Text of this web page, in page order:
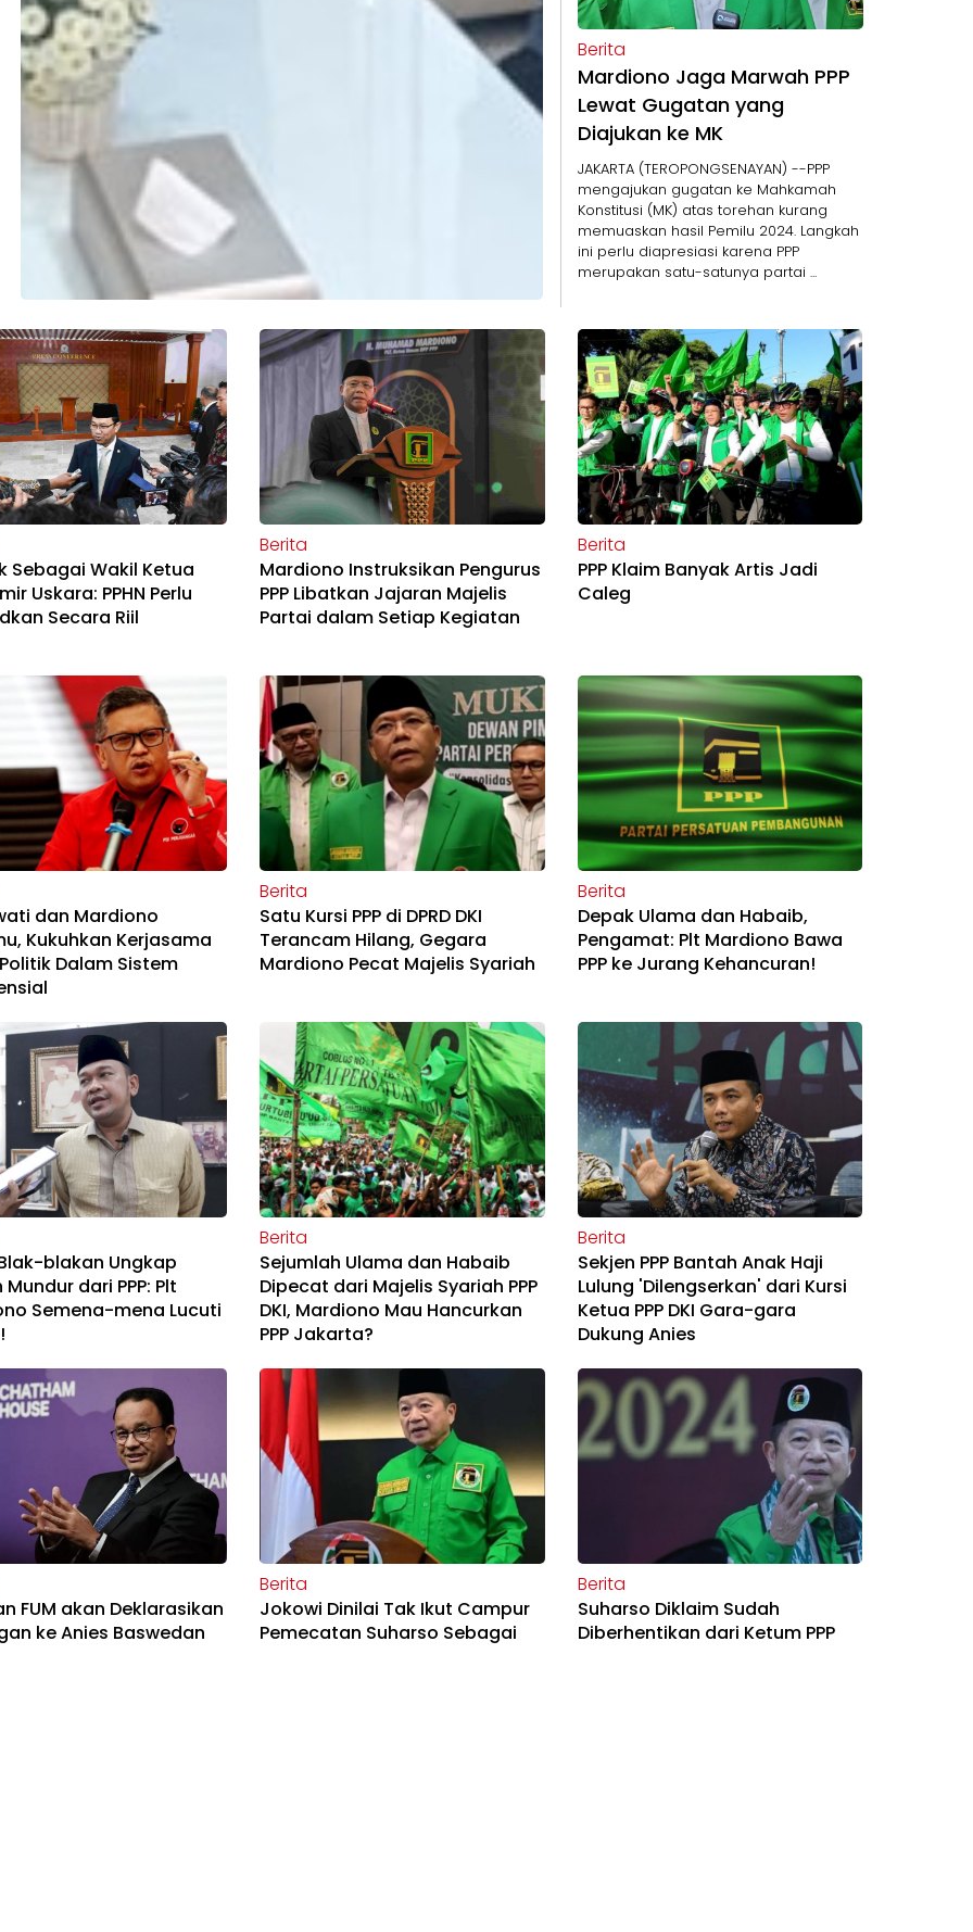
Berita
Mardiono Jaga Marwah PPP
Lewat Gugatan yang
Diajukan ke MK
JAKARTA (TEROPONGSENAYAN) --PPP
mengajukan gugatan ke Mahkamah
Konstitusi (MK) atas torehan kurang
memuaskan hasil Pemilu 2024. Langkah
ini perlu diapresiasi karena PPP
merupakan satu-satunya partai ...
Sebagai Wakil Ketua
Uskara: PPHN Perlu
Secara Riil
Berita
Mardiono Instruksikan Pengurus
PPP Libatkan Jajaran Majelis
Partai dalam Setiap Kegiatan
Berita
PPP Klaim Banyak Artis Jadi
Caleg
dan Mardiono
Kukuhkan Kerjasama
Dalam Sistem
Berita
Satu Kursi PPP di DPRD DKI
Terancam Hilang, Gegara
Mardiono Pecat Majelis Syariah
Berita
Depak Ulama dan Habaib,
Pengamat: Plt Mardiono Bawa
PPP ke Jurang Kehancuran!
blakan Ungkap
dari PPP: Plt
Semena-mena Lucuti
Berita
Sejumlah Ulama dan Habaib
Dipecat dari Majelis Syariah PPP
DKI, Mardiono Mau Hancurkan
PPP Jakarta?
Berita
Sekjen PPP Bantah Anak Haji
Lulung 'Dilengserkan' dari Kursi
Ketua PPP DKI Gara-gara
Dukung Anies
FUM akan Deklarasikan
ke Anies Baswedan
Berita
Jokowi Dinilai Tak Ikut Campur
Pemecatan Suharso Sebagai
Berita
Suharso Diklaim Sudah
Diberhentikan dari Ketum PPP